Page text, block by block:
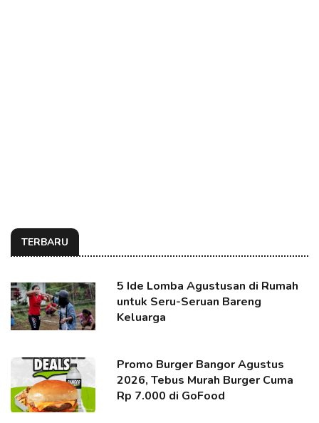
TERBARU
5 Ide Lomba Agustusan di Rumah
untuk Seru-Seruan Bareng
Keluarga
Promo Burger Bangor Agustus
2026, Tebus Murah Burger Cuma
Rp 7.000 di GoFood